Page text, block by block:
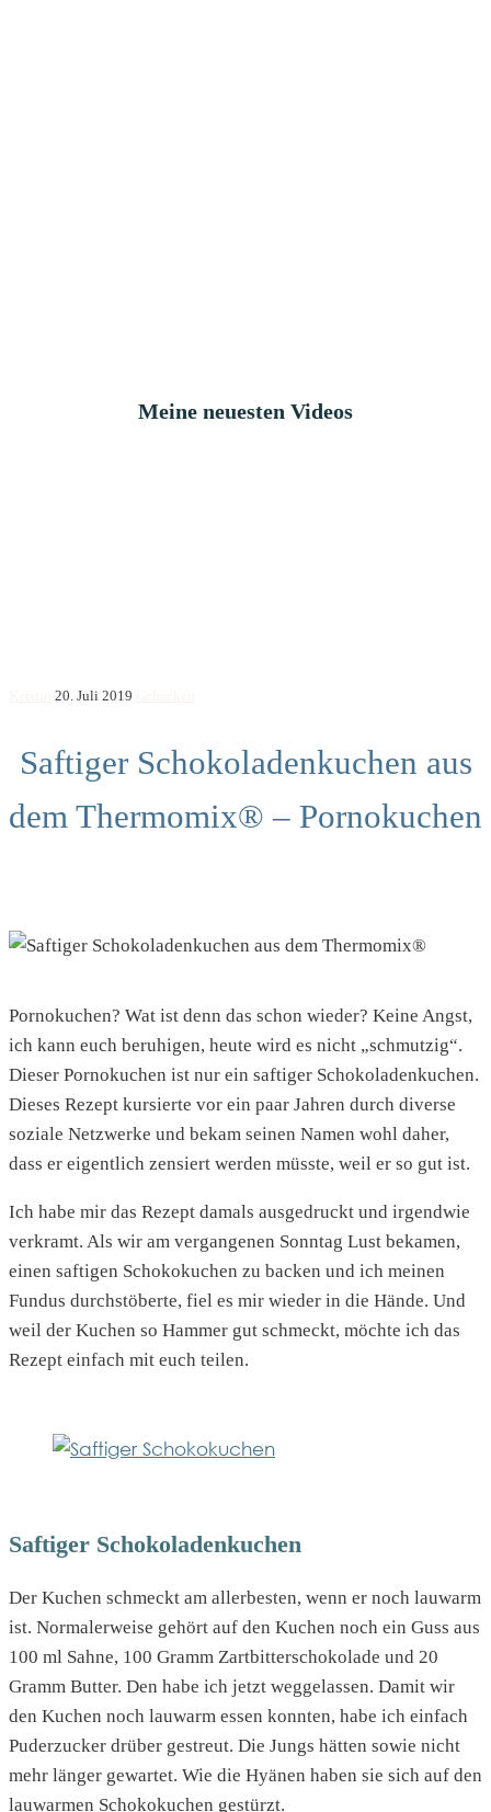
Meine neuesten Videos
20. Juli 2019
Saftiger Schokoladenkuchen aus
dem Thermomix® – Pornokuchen
Pornokuchen? Wat ist denn das schon wieder? Keine Angst,
ich kann euch beruhigen, heute wird es nicht „schmutzig“.
Dieser Pornokuchen ist nur ein saftiger Schokoladenkuchen.
Dieses Rezept kursierte vor ein paar Jahren durch diverse
soziale Netzwerke und bekam seinen Namen wohl daher,
dass er eigentlich zensiert werden müsste, weil er so gut ist.
Ich habe mir das Rezept damals ausgedruckt und irgendwie
verkramt. Als wir am vergangenen Sonntag Lust bekamen,
einen saftigen Schokokuchen zu backen und ich meinen
Fundus durchstöberte, fiel es mir wieder in die Hände. Und
weil der Kuchen so Hammer gut schmeckt, möchte ich das
Rezept einfach mit euch teilen.
Saftiger Schokoladenkuchen
Der Kuchen schmeckt am allerbesten, wenn er noch lauwarm
ist. Normalerweise gehört auf den Kuchen noch ein Guss aus
100 ml Sahne, 100 Gramm Zartbitterschokolade und 20
Gramm Butter. Den habe ich jetzt weggelassen. Damit wir
den Kuchen noch lauwarm essen konnten, habe ich einfach
Puderzucker drüber gestreut. Die Jungs hätten sowie nicht
mehr länger gewartet. Wie die Hyänen haben sie sich auf den
lauwarmen Schokokuchen gestürzt.